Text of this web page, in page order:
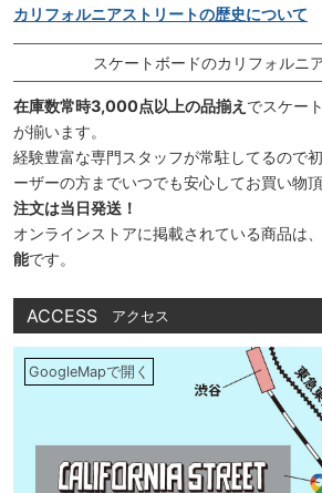
カリフォルニアストリートの歴史について
スケートボードのカリフォルニ
在庫数常時3,000点以上の品揃え でスケー
が揃います。
経験豊富な専門スタッフが常駐してるので
ーザーの方までいつでも安心してお買い物頂
注文は当日発送！
オンラインストアに掲載されている商品は
能です。
ACCESS アクセス
GoogleMapで開く